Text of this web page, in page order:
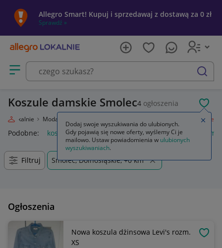
Allegro Smart! Kupuj i sprzedawaj z dostawą za 0 zł
Sprawdź »
Otwórz menu z kategoriami
szukaj
Koszule damskie Smolec4 ogłoszenia
Lokalnie Moda Koszule
Podobne: koszule anda47 koszule poporodowe koszule
Filtruj Smolec, Dolnośląskie, +0 km
Ogłoszenia
Nowa koszula dżinsowa Levi's rozm.
XS
Dodaj swoje wyszukiwania do ulubionych.
Gdy pojawią się nowe oferty, wyślemy Ci je
mailowo. Ustaw powiadomienia w ulubionych
wyszukiwaniach.